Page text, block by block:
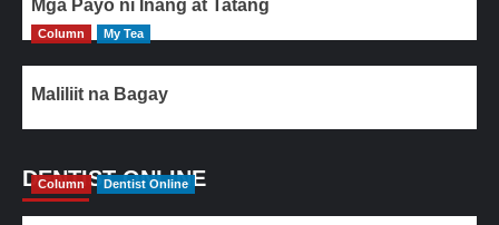
Mga Payo ni Inang at Tatang
Column My Tea
Maliliit na Bagay
DENTIST ONLINE
Column Dentist Online